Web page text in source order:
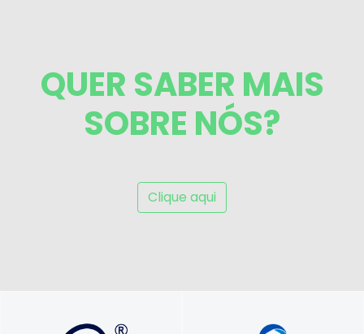
QUER SABER MAIS
SOBRE NÓS?
Clique aqui